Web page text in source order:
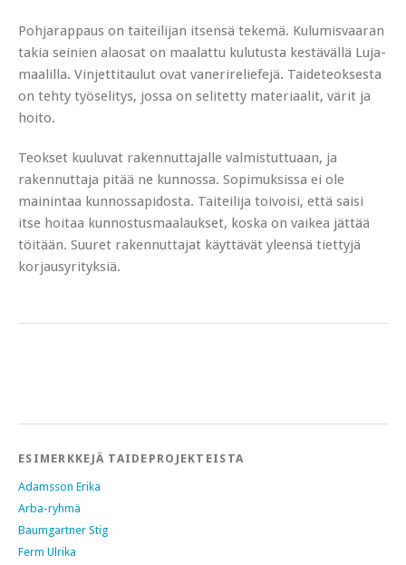
Pohjarappaus on taiteilijan itsensä tekemä. Kulumisvaaran
takia seinien alaosat on maalattu kulutusta kestävällä Luja-
maalilla. Vinjettitaulut ovat vanerireliefejä. Taideteoksesta
on tehty työselitys, jossa on selitetty materiaalit, värit ja
hoito.
Teokset kuuluvat rakennuttajalle valmistuttuaan, ja
rakennuttaja pitää ne kunnossa. Sopimuksissa ei ole
mainintaa kunnossapidosta. Taiteilija toivoisi, että saisi
itse hoitaa kunnostusmaalaukset, koska on vaikea jättää
töitään. Suuret rakennuttajat käyttävät yleensä tiettyjä
korjausyrityksiä.
ESIMERKKEJÄ TAIDEPROJEKTEISTA
Adamsson Erika
Arba-ryhmä
Baumgartner Stig
Ferm Ulrika